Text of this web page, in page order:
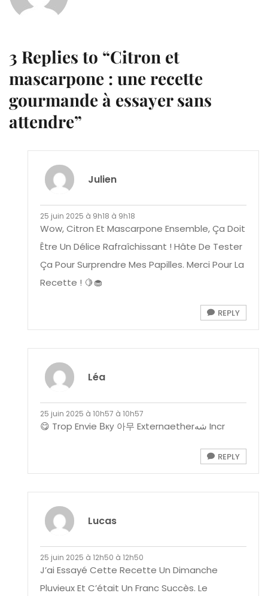
3 Replies to “Citron et
mascarpone : une recette
gourmande à essayer sans
attendre”
Julien
25 juin 2025 à 9h18 à 9h18
Wow, Citron Et Mascarpone Ensemble, Ça Doit
Être Un Délice Rafraîchissant ! Hâte De Tester
Ça Pour Surprendre Mes Papilles. Merci Pour La
Recette ! 🍋🧁
REPLY
Léa
25 juin 2025 à 10h57 à 10h57
😋 Trop Envie Вку 아무 Externaetherشه Incr
REPLY
Lucas
25 juin 2025 à 12h50 à 12h50
J’ai Essayé Cette Recette Un Dimanche
Pluvieux Et C’était Un Franc Succès. Le